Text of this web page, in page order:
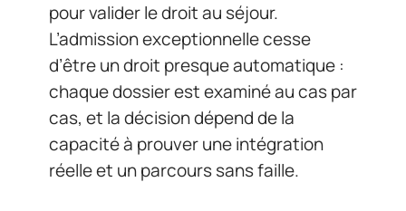
pour valider le droit au séjour.
L’admission exceptionnelle cesse
d’être un droit presque automatique :
chaque dossier est examiné au cas par
cas, et la décision dépend de la
capacité à prouver une intégration
réelle et un parcours sans faille.